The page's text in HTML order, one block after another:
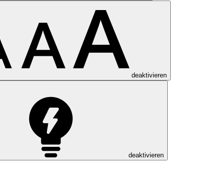
deaktivieren
deaktivieren